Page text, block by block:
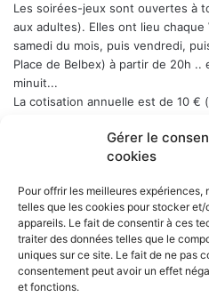
Gérer le
cookies
Pour offrir les meilleures
telles que les cookies pour stocker
appareils. Le fait de consentir à ces
traiter des données telles que le
uniques sur ce site. Le fait de ne pas
consentement peut avoir un effet
et fonctions.
Les soirées-jeux sont ouvertes à
aux adultes). Elles ont lieu
samedi du mois, puis vendredi,
Place de Belbex) à partir de 20h
minuit...
La cotisation annuelle est de 10 €
cela vous dit, n'hésitez pas !
NOS PARTENAIRES
La ville d'Aurillac
La réponse ludique - 10 rue Victor